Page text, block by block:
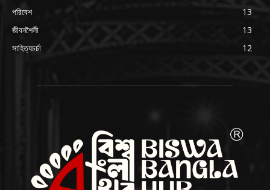
পরিবেশ
13
জীবনশৈলী
13
সাহিত্যচর্চা
12